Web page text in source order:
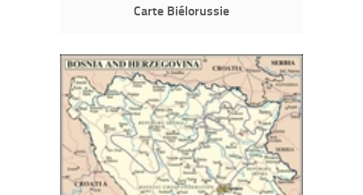
Carte Biélorussie